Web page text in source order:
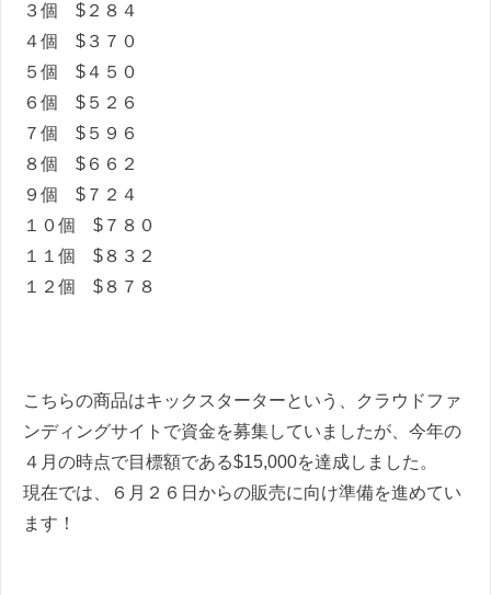
３個 $ ２８４
４個 $ ３７０
５個 $４５０
６個 $ ５２６
７個 $ ５９６
８個 $ ６６２
９個 $ ７２４
１０個 $ ７８０
１１個 $８３２
１２個 $８７８
こちらの商品はキックスターターという、クラウドファ
ンディングサイトで資金を募集していましたが、今年の
４月の時点で目標額である$15,000を達成しました。
現在では、６月２６日からの販売に向け準備を進めてい
ます！